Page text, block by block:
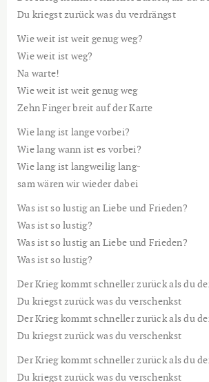
Du kriegst zurück was du verdrängst
Wie weit ist weit genug weg?
Wie weit ist weg?
Na warte!
Wie weit ist weit genug weg
Zehn Finger breit auf der Karte
Wie lang ist lange vorbei?
Wie lang wann ist es vorbei?
Wie lang ist langweilig lang-
sam wären wir wieder dabei
Was ist so lustig an Liebe und Frieden?
Was ist so lustig?
Was ist so lustig an Liebe und Frieden?
Was ist so lustig?
Der Krieg kommt schneller zurück als du
Du kriegst zurück was du verschenkst
Der Krieg kommt schneller zurück als du
Du kriegst zurück was du verschenkst
Der Krieg kommt schneller zurück als du
Du kriegst zurück was du verschenkst